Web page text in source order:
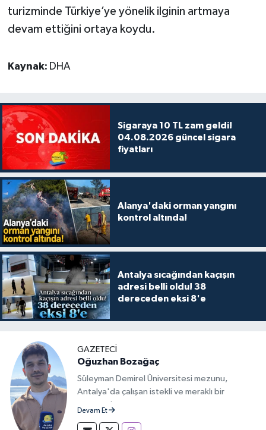
turizminde Türkiye’ye yönelik ilginin artmaya
devam ettiğini ortaya koydu.
Kaynak: DHA
Sigaraya 10 TL zam geldi!
04.08.2026 güncel sigara
fiyatları
Alanya'daki orman yangını
kontrol altında!
Antalya sıcağından kaçışın
adresi belli oldu! 38
dereceden eksi 8'e
GAZETECİ
Oğuzhan Bozağaç
Süleyman Demirel Üniversitesi mezunu,
Antalya'da çalışan istekli ve meraklı bir
gazeteci.
Devam Et